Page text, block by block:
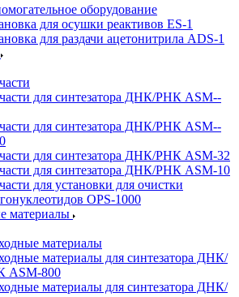
оборудование
для осушки реактивов ES-­1
для раздачи ацетонитрила ADS-1
для синтезатора ДНК/РНК ASM-­
для синтезатора ДНК/РНК ASM-­
для синтезатора ДНК/РНК ASM-32
для синтезатора ДНК/РНК ASM-­10
для установки для очистки
OPS-­1000
материалы
материалы
материалы для синтезатора ДНК/
ASM-­800
материалы для синтезатора ДНК/